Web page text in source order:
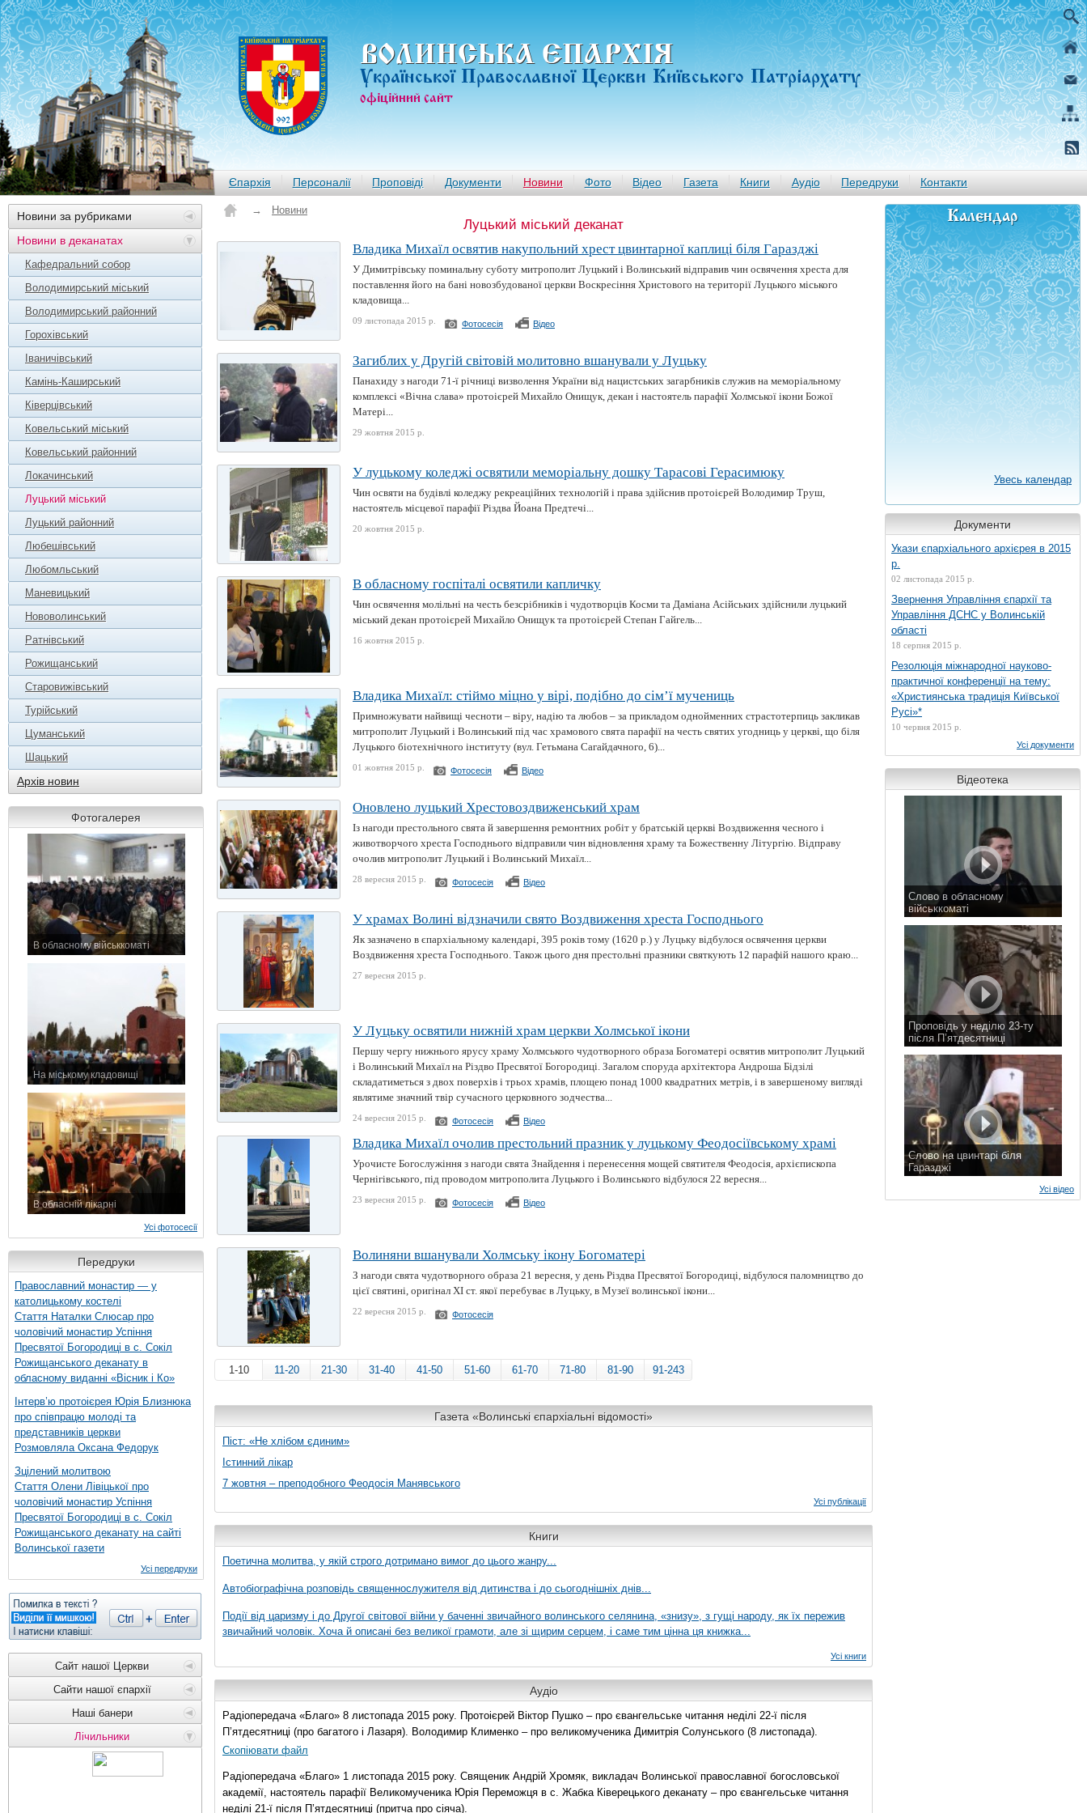
ВОЛИНСЬКА ЄПАРХIЯ
Української Православної Церкви Київського Патріархату
офiцiйний сайт
Єпархія Персоналії Проповіді Документи Новини Фото Відео Газета Книги Аудіо Передруки Контакти
Новини за рубриками
Новини в деканатах
Кафедральний собор
Володимирський міський
Володимирський районний
Горохівський
Іваничівський
Камінь-Каширський
Ківерцівський
Ковельський міський
Ковельський районний
Локачинський
Луцький міський
Луцький районний
Любешівський
Любомльський
Маневицький
Нововолинський
Ратнівський
Рожищанський
Старовижівський
Турійський
Цуманський
Шацький
Архів новин
Фотогалерея
В обласному військкоматі
На міському кладовищі
В обласній лікарні
Усі фотосесії
Передруки
Православний монастир — у
католицькому костелі
Стаття Наталки Слюсар про
чоловічий монастир Успіння
Пресвятої Богородиці в с. Сокіл
Рожищанського деканату в
обласному виданні «Вісник і Ко»
Інтерв’ю протоієрея Юрія Близнюка
про співпрацю молоді та
представників церкви
Розмовляла Оксана Федорук
Зцілений молитвою
Стаття Олени Лівіцької про
чоловічий монастир Успіння
Пресвятої Богородиці в с. Сокіл
Рожищанського деканату на сайті
Волинської газети
Усі передруки
Сайт нашої Церкви
Сайти нашої єпархії
Наші банери
Лічильники
→ Новини
Луцький міський деканат
Владика Михаїл освятив накупольний хрест цвинтарної каплиці біля Гаразджі
У Димитрівську поминальну суботу митрополит Луцький і Волинський відправив чин освячення хреста для
поставлення його на бані новозбудованої церкви Воскресіння Христового на території Луцького міського
кладовища...
09 листопада 2015 р. Фотосесія Відео
Загиблих у Другій світовій молитовно вшанували у Луцьку
Панахиду з нагоди 71-ї річниці визволення України від нацистських загарбників служив на меморіальному
комплексі «Вічна слава» протоієрей Михайло Онищук, декан і настоятель парафії Холмської ікони Божої
Матері...
29 жовтня 2015 р.
У луцькому коледжі освятили меморіальну дошку Тарасові Герасимюку
Чин освяти на будівлі коледжу рекреаційних технологій і права здійснив протоієрей Володимир Труш,
настоятель місцевої парафії Різдва Йоана Предтечі...
20 жовтня 2015 р.
В обласному госпіталі освятили капличку
Чин освячення молільні на честь безсрібників і чудотворців Косми та Даміана Асійських здійснили луцький
міський декан протоієрей Михайло Онищук та протоієрей Степан Гайгель...
16 жовтня 2015 р.
Владика Михаїл: стіймо міцно у вірі, подібно до сім’ї мучениць
Примножувати найвищі чесноти – віру, надію та любов – за прикладом однойменних страстотерпиць закликав
митрополит Луцький і Волинський під час храмового свята парафії на честь святих угодниць у церкві, що біля
Луцького біотехнічного інституту (вул. Гетьмана Сагайдачного, 6)...
01 жовтня 2015 р. Фотосесія Відео
Оновлено луцький Хрестовоздвиженський храм
Із нагоди престольного свята й завершення ремонтних робіт у братській церкві Воздвиження чесного і
животворчого хреста Господнього відправили чин відновлення храму та Божественну Літургію. Відправу
очолив митрополит Луцький і Волинський Михаїл...
28 вересня 2015 р. Фотосесія Відео
У храмах Волині відзначили свято Воздвиження хреста Господнього
Як зазначено в єпархіальному календарі, 395 років тому (1620 р.) у Луцьку відбулося освячення церкви
Воздвиження хреста Господнього. Також цього дня престольні празники святкують 12 парафій нашого краю...
27 вересня 2015 р.
У Луцьку освятили нижній храм церкви Холмської ікони
Першу чергу нижнього ярусу храму Холмського чудотворного образа Богоматері освятив митрополит Луцький
і Волинський Михаїл на Різдво Пресвятої Богородиці. Загалом споруда архітектора Андроша Бідзілі
складатиметься з двох поверхів і трьох храмів, площею понад 1000 квадратних метрів, і в завершеному вигляді
являтиме значний твір сучасного церковного зодчества...
24 вересня 2015 р. Фотосесія Відео
Владика Михаїл очолив престольний празник у луцькому Феодосіївському храмі
Урочисте Богослужіння з нагоди свята Знайдення і перенесення мощей святителя Феодосія, архієпископа
Чернігівського, під проводом митрополита Луцького і Волинського відбулося 22 вересня...
23 вересня 2015 р. Фотосесія Відео
Волиняни вшанували Холмську ікону Богоматері
З нагоди свята чудотворного образа 21 вересня, у день Різдва Пресвятої Богородиці, відбулося паломництво до
цієї святині, оригінал XI ст. якої перебуває в Луцьку, в Музеї волинської ікони...
22 вересня 2015 р. Фотосесія
1-10 11-20 21-30 31-40 41-50 51-60 61-70 71-80 81-90 91-243
Газета «Волинські єпархіальні відомості»
Піст: «Не хлібом єдиним»
Істинний лікар
7 жовтня – преподобного Феодосія Манявського
Усі публікації
Книги
Поетична молитва, у якій строго дотримано вимог до цього жанру...
Автобіографічна розповідь священнослужителя від дитинства і до сьогоднішніх днів...
Події від царизму і до Другої світової війни у баченні звичайного волинського селянина, «знизу», з гущі народу, як їх пережив
звичайний чоловік. Хоча й описані без великої грамоти, але зі щирим серцем, і саме тим цінна ця книжка...
Усі книги
Аудіо
Радіопередача «Благо» 8 листопада 2015 року. Протоієрей Віктор Пушко – про євангельське читання неділі 22-ї після
П’ятдесятниці (про багатого і Лазаря). Володимир Клименко – про великомученика Димитрія Солунського (8 листопада).
Скопіювати файл
Радіопередача «Благо» 1 листопада 2015 року. Священик Андрій Хромяк, викладач Волинської православної богословської
академії, настоятель парафії Великомученика Юрія Переможця в с. Жабка Ківерецького деканату – про євангельське читання
неділі 21-ї після П’ятдесятниці (притча про сіяча).
Календар
Увесь календар
Документи
Укази єпархіального архієрея в 2015
р.
02 листопада 2015 р.
Звернення Управління єпархії та
Управління ДСНС у Волинській
області
18 серпня 2015 р.
Резолюція міжнародної науково-
практичної конференції на тему:
«Християнська традиція Київської
Русі»*
10 червня 2015 р.
Усі документи
Відеотека
Слово в обласному
військкоматі
Проповідь у неділю 23-ту
після П’ятдесятниці
Слово на цвинтарі біля
Гаразджі
Усі відео